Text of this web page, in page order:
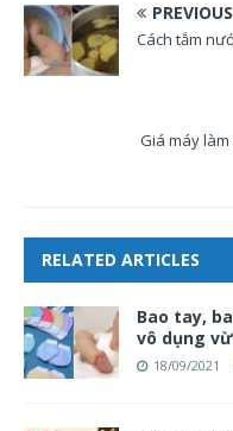
PREVIOUS
Cách tắm
Giá máy làm
RELATED ARTICLES
Bao tay,
vô dụng
18/09/2021